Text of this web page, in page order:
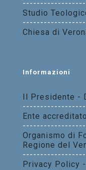
Studio
Chiesa di
Informazioni
Il Presidente -
Ente
Organismo di
Regione del
Privacy Policy